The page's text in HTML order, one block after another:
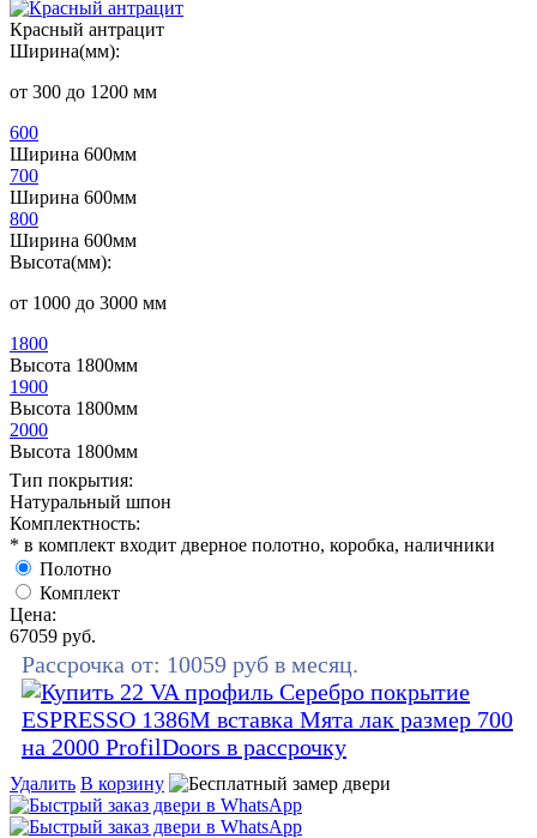
Красный антрацит
Ширина(мм):
от 300 до 1200 мм
600
Ширина 600мм
700
Ширина 600мм
800
Ширина 600мм
Высота(мм):
от 1000 до 3000 мм
1800
Высота 1800мм
1900
Высота 1800мм
2000
Высота 1800мм
Тип покрытия:
Натуральный шпон
Комплектность:
* в комплект входит дверное полотно, коробка, наличники
Полотно
Комплект
Цена:
67059 руб.
Рассрочка от: 10059 руб в месяц.
Удалить В корзину